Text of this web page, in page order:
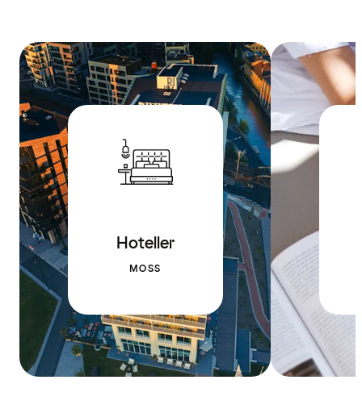
Hoteller
MOSS